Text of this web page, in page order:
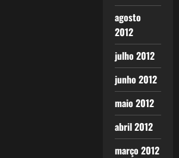
agosto
2012
julho 2012
junho 2012
maio 2012
abril 2012
março 2012